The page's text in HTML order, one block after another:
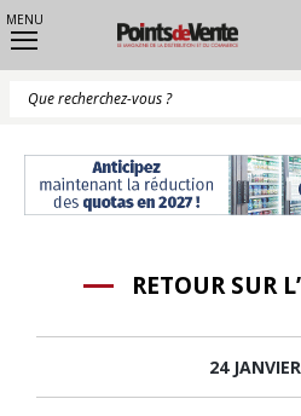
MENU
RETOUR SUR
24